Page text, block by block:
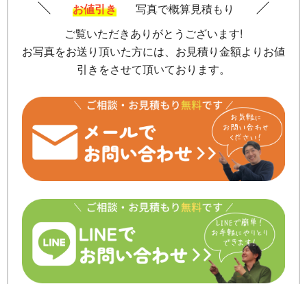
お値引き
写真で概算見積もり
ご覧いただきありがとうございます!
お写真をお送り頂いた方には、お見積り金額よりお値
引きをさせて頂いております。